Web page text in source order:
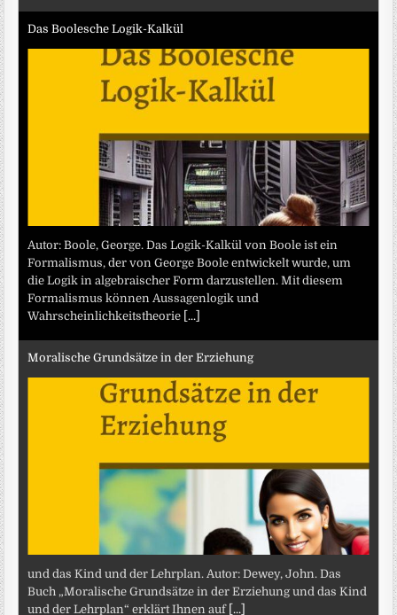
Das Boolesche Logik-Kalkül
Autor: Boole, George. Das Logik-Kalkül von Boole ist ein
Formalismus, der von George Boole entwickelt wurde, um
die Logik in algebraischer Form darzustellen. Mit diesem
Formalismus können Aussagenlogik und
Wahrscheinlichkeitstheorie [...]
Moralische Grundsätze in der Erziehung
und das Kind und der Lehrplan. Autor: Dewey, John. Das
Buch „Moralische Grundsätze in der Erziehung und das Kind
und der Lehrplan“ erklärt Ihnen auf [...]